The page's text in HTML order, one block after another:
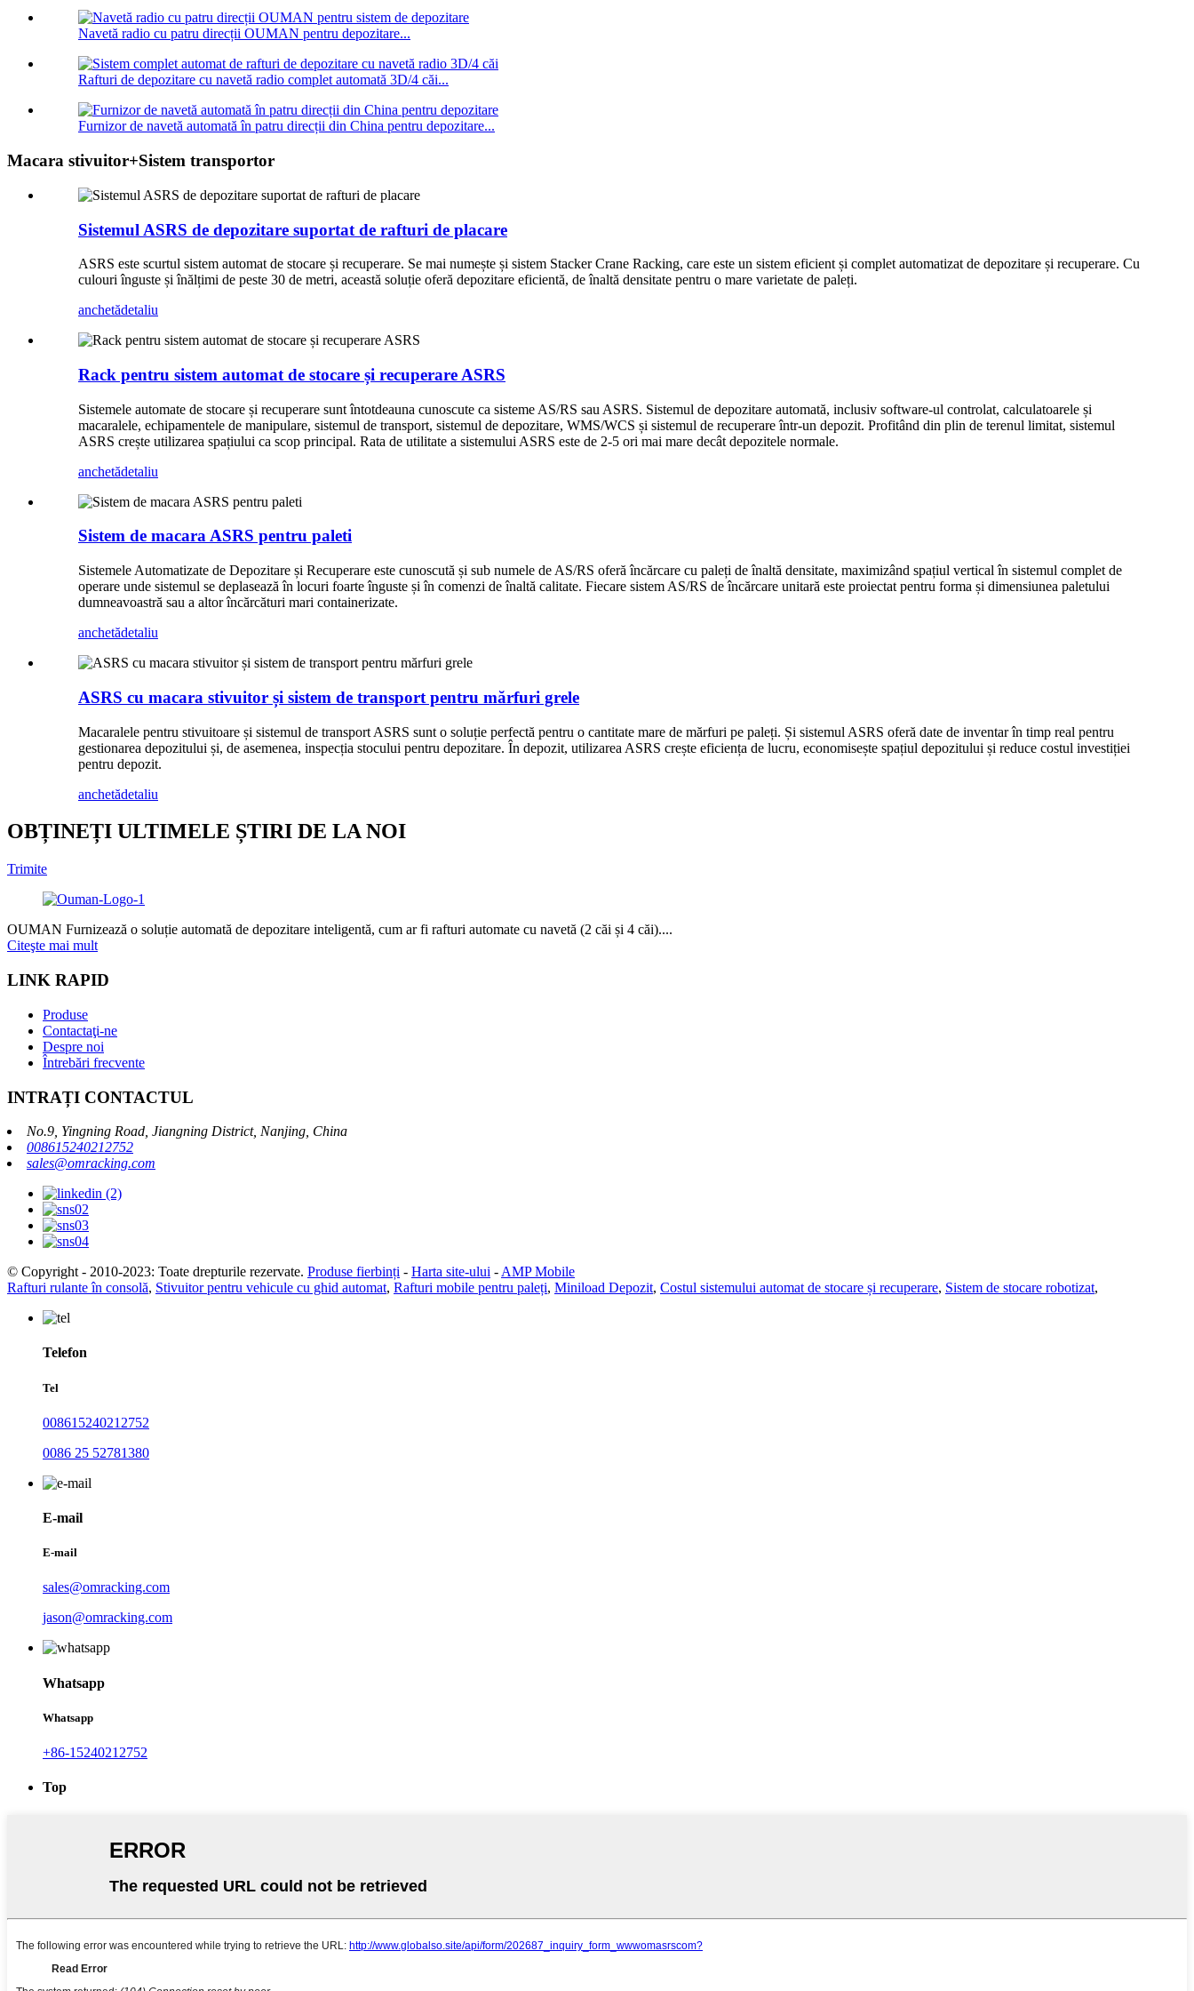
Navetă radio cu patru direcții OUMAN pentru depozitare...
Rafturi de depozitare cu navetă radio complet automată 3D/4 căi...
Furnizor de navetă automată în patru direcții din China pentru depozitare...
Macara stivuitor+Sistem transportor
Sistemul ASRS de depozitare suportat de rafturi de placare
ASRS este scurtul sistem automat de stocare și recuperare. Se mai numește și sistem Stacker Crane Racking, care este un sistem eficient și complet automatizat de depozitare și recuperare. Cu
culouri înguste și înălțimi de peste 30 de metri, această soluție oferă depozitare eficientă, de înaltă densitate pentru o mare varietate de paleți.
anchetădetaliu
Rack pentru sistem automat de stocare și recuperare ASRS
Sistemele automate de stocare și recuperare sunt întotdeauna cunoscute ca sisteme AS/RS sau ASRS. Sistemul de depozitare automată, inclusiv software-ul controlat, calculatoarele și
macaralele, echipamentele de manipulare, sistemul de transport, sistemul de depozitare, WMS/WCS și sistemul de recuperare într-un depozit. Profitând din plin de terenul limitat, sistemul
ASRS crește utilizarea spațiului ca scop principal. Rata de utilitate a sistemului ASRS este de 2-5 ori mai mare decât depozitele normale.
anchetădetaliu
Sistem de macara ASRS pentru paleti
Sistemele Automatizate de Depozitare și Recuperare este cunoscută și sub numele de AS/RS oferă încărcare cu paleți de înaltă densitate, maximizând spațiul vertical în sistemul complet de
operare unde sistemul se deplasează în locuri foarte înguste și în comenzi de înaltă calitate. Fiecare sistem AS/RS de încărcare unitară este proiectat pentru forma și dimensiunea paletului
dumneavoastră sau a altor încărcături mari containerizate.
anchetădetaliu
ASRS cu macara stivuitor și sistem de transport pentru mărfuri grele
Macaralele pentru stivuitoare și sistemul de transport ASRS sunt o soluție perfectă pentru o cantitate mare de mărfuri pe paleți. Și sistemul ASRS oferă date de inventar în timp real pentru
gestionarea depozitului și, de asemenea, inspecția stocului pentru depozitare. În depozit, utilizarea ASRS crește eficiența de lucru, economisește spațiul depozitului și reduce costul investiției
pentru depozit.
anchetădetaliu
OBȚINEȚI ULTIMELE ȘTIRI DE LA NOI
Trimite
OUMAN Furnizează o soluție automată de depozitare inteligentă, cum ar fi rafturi automate cu navetă (2 căi și 4 căi)....
Citeşte mai mult
LINK RAPID
Produse
Contactaţi-ne
Despre noi
Întrebări frecvente
INTRAȚI CONTACTUL
No.9, Yingning Road, Jiangning District, Nanjing, China
008615240212752
sales@omracking.com
© Copyright - 2010-2023: Toate drepturile rezervate. Produse fierbinți - Harta site-ului - AMP Mobile
Rafturi rulante în consolă, Stivuitor pentru vehicule cu ghid automat, Rafturi mobile pentru paleți, Miniload Depozit, Costul sistemului automat de stocare și recuperare, Sistem de stocare robotizat,
Telefon
Tel
008615240212752
0086 25 52781380
E-mail
E-mail
sales@omracking.com
jason@omracking.com
Whatsapp
Whatsapp
+86-15240212752
Top